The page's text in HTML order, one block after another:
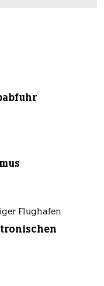
Flughafen